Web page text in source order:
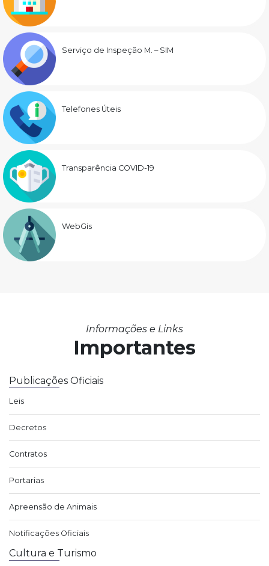
Serviço de Inspeção M. – SIM
Telefones Úteis
Transparência COVID-19
WebGis
Informações e Links
Importantes
Publicações Oficiais
Leis
Decretos
Contratos
Portarias
Apreensão de Animais
Notificações Oficiais
Cultura e Turismo